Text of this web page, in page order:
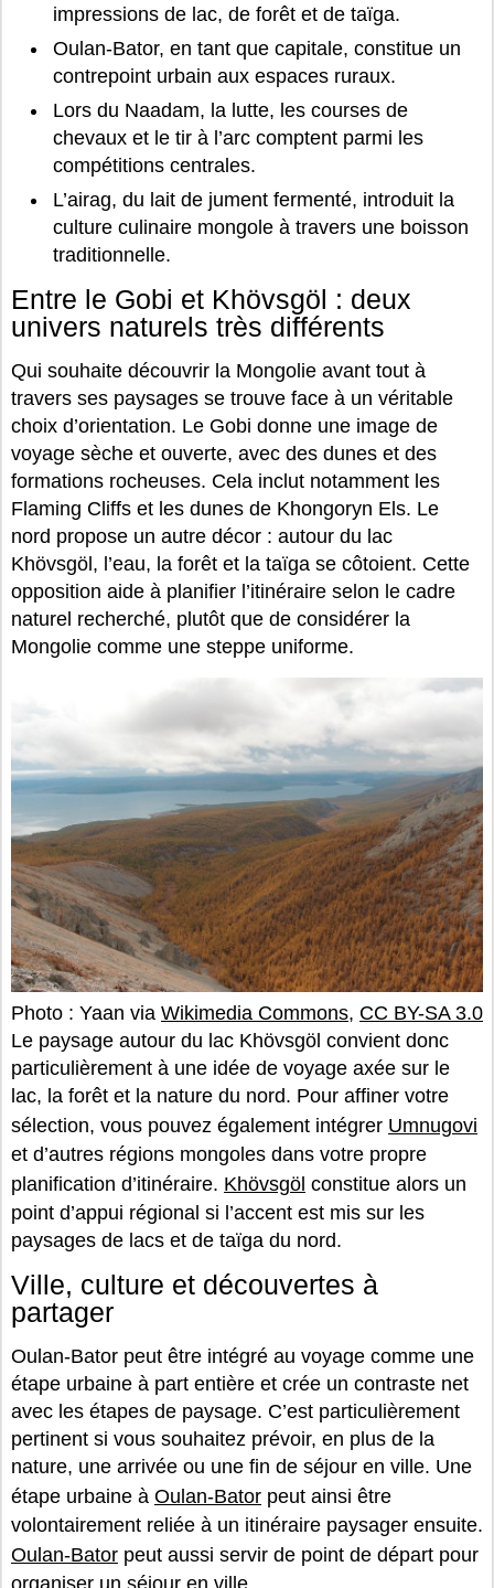
impressions de lac, de forêt et de taïga.
Oulan-Bator, en tant que capitale, constitue un
contrepoint urbain aux espaces ruraux.
Lors du Naadam, la lutte, les courses de
chevaux et le tir à l’arc comptent parmi les
compétitions centrales.
L’airag, du lait de jument fermenté, introduit la
culture culinaire mongole à travers une boisson
traditionnelle.
Entre le Gobi et Khövsgöl : deux
univers naturels très différents
Qui souhaite découvrir la Mongolie avant tout à
travers ses paysages se trouve face à un véritable
choix d’orientation. Le Gobi donne une image de
voyage sèche et ouverte, avec des dunes et des
formations rocheuses. Cela inclut notamment les
Flaming Cliffs et les dunes de Khongoryn Els. Le
nord propose un autre décor : autour du lac
Khövsgöl, l’eau, la forêt et la taïga se côtoient. Cette
opposition aide à planifier l’itinéraire selon le cadre
naturel recherché, plutôt que de considérer la
Mongolie comme une steppe uniforme.
Photo : Yaan via Wikimedia Commons, CC BY-SA 3.0
Le paysage autour du lac Khövsgöl convient donc
particulièrement à une idée de voyage axée sur le
lac, la forêt et la nature du nord. Pour affiner votre
sélection, vous pouvez également intégrer Umnugovi
et d’autres régions mongoles dans votre propre
planification d’itinéraire. Khövsgöl constitue alors un
point d’appui régional si l’accent est mis sur les
paysages de lacs et de taïga du nord.
Ville, culture et découvertes à
partager
Oulan-Bator peut être intégré au voyage comme une
étape urbaine à part entière et crée un contraste net
avec les étapes de paysage. C’est particulièrement
pertinent si vous souhaitez prévoir, en plus de la
nature, une arrivée ou une fin de séjour en ville. Une
étape urbaine à Oulan-Bator peut ainsi être
volontairement reliée à un itinéraire paysager ensuite.
Oulan-Bator peut aussi servir de point de départ pour